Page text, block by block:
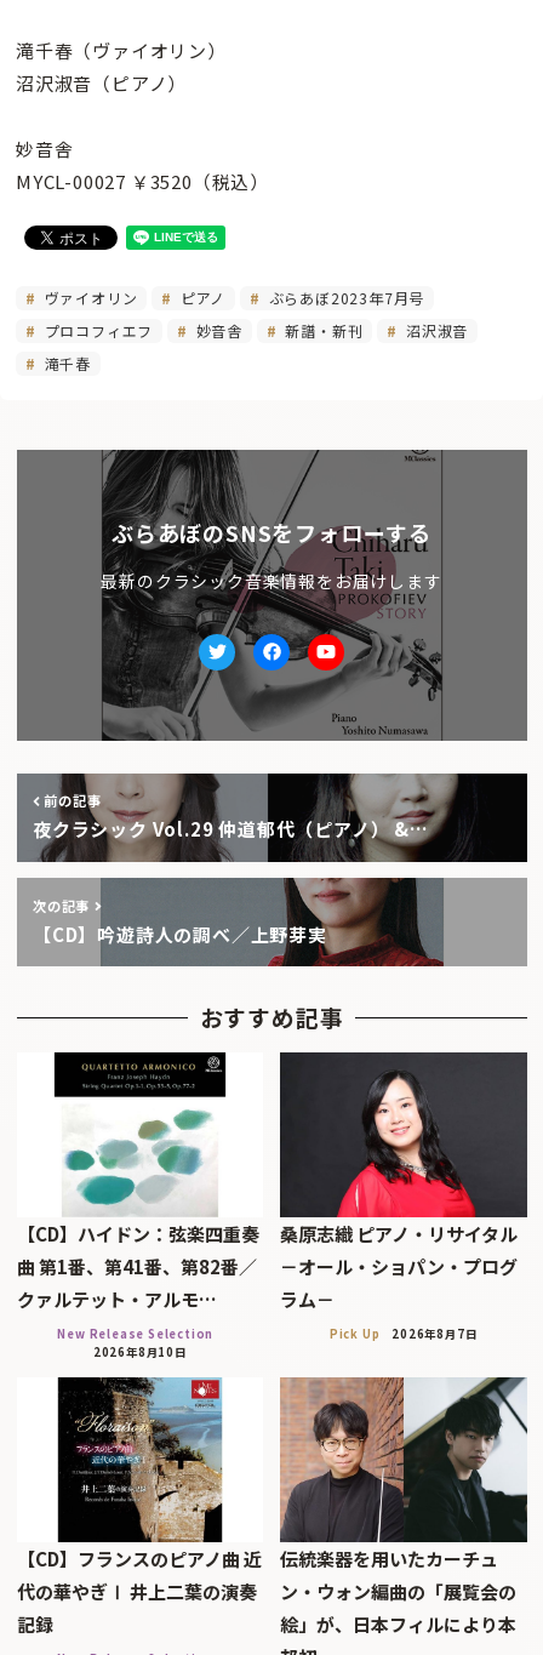
滝千春（ヴァイオリン）
沼沢淑音（ピアノ）
妙音舎
MYCL-00027 ￥3520（税込）
ヴァイオリン ピアノ
ぶらあぼ2023年7月号
プロコフィエフ
妙音舎 新譜・新刊
沼沢淑音
滝千春
ぶらあぼのSNSをフォローする
最新のクラシック音楽情報をお届けします
TwitterfacebookYoutube
前の記事
夜クラシック Vol.29 仲道郁代（ピアノ） &…
次の記事
【CD】吟遊詩人の調べ／上野芽実
おすすめ記事
【CD】ハイドン：弦楽四重奏
曲 第1番、第41番、第82番／
クァルテット・アルモ…
New Release Selection
2026年8月10日
桑原志織 ピアノ・リサイタル
－オール・ショパン・プログ
ラム－
Pick Up 2026年8月7日
【CD】フランスのピアノ曲 近
代の華やぎⅠ 井上二葉の演奏
記録
伝統楽器を用いたカーチュ
ン・ウォン編曲の「展覧会の
絵」が、日本フィルにより本